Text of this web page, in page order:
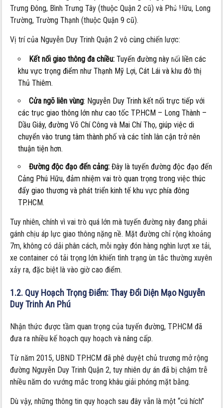
P.An
những
dự
án
Trưng Đông, Bình Trưng Tây (thuộc Quận 2 cũ) và Phú Hữu, Long
Trường, Trường Thạnh (thuộc Quận 9 cũ).
Vị trí của Nguyễn Duy Trinh Quận 2 vô cùng chiến lược:
Kết nối giao thông đa chiều: Tuyến đường này nối liền các
khu vực trọng điểm như Thạnh Mỹ Lợi, Cát Lái và khu đô thị
Thủ Thiêm.
Cửa ngõ liên vùng: Nguyễn Duy Trinh kết nối trực tiếp với
các trục giao thông lớn như cao tốc TP.HCM – Long Thành –
Dầu Giây, đường Võ Chí Công và Mai Chí Thọ, giúp việc di
chuyển vào trung tâm thành phố và các tỉnh lân cận trở nên
thuận tiện hơn.
Đường độc đạo đến cảng: Đây là tuyến đường độc đạo đến
Cảng Phú Hữu, đảm nhiệm vai trò quan trọng trong việc thúc
đẩy giao thương và phát triển kinh tế khu vực phía đông
TP.HCM.
Tuy nhiên, chính vì vai trò quá lớn mà tuyến đường này đang phải
gánh chịu áp lực giao thông nặng nề. Mặt đường chỉ rộng khoảng
7m, không có dải phân cách, mỗi ngày đón hàng nghìn lượt xe tải,
xe container có tải trọng lớn khiến tình trạng ùn tắc thường xuyên
xảy ra, đặc biệt là vào giờ cao điểm.
1.2. Quy Hoạch Trọng Điểm: Thay Đổi Diện Mạo Nguyễn
Duy Trinh An Phú
Nhận thức được tầm quan trọng của tuyến đường, TP.HCM đã
đưa ra nhiều kế hoạch quy hoạch và nâng cấp.
Từ năm 2015, UBND TP.HCM đã phê duyệt chủ trương mở rộng
đường Nguyễn Duy Trinh Quận 2, tuy nhiên dự án đã bị chậm trễ
nhiều năm do vướng mắc trong khâu giải phóng mặt bằng.
Dù vậy, những thông tin quy hoạch sau đây vẫn là một “cú hích”